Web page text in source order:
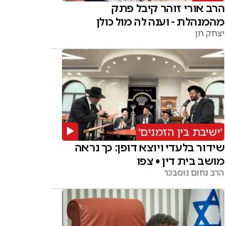
הרב אורי זוהר קיבל פתק
מהמנהלת - וענה לה מול כולן
יצחק חן
'ישיבת בין הזמנים'
שידור בלעדי ויוצא דופן: כך נראה
מושב בית דין • צפו
הרב נחום נוסבכר